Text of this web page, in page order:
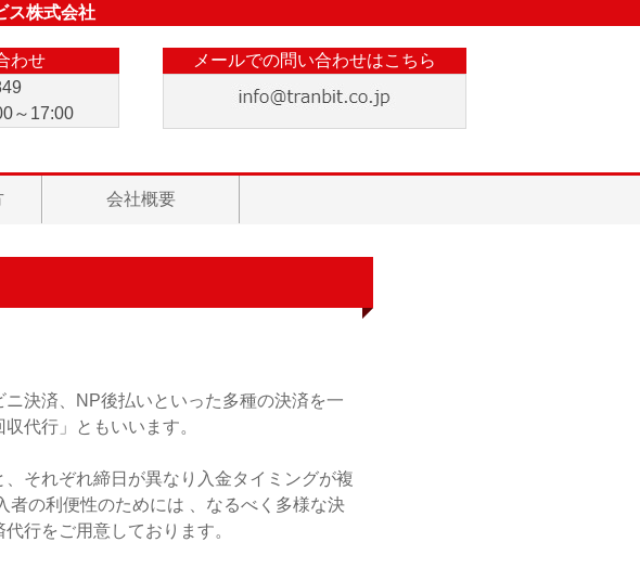
ス株式会社
わせ
～17:00
メールでの問い合わせはこちら
会社概要
決済、NP後払いといった多種の決済を一
代行」ともいいます。
それぞれ締日が異なり入金タイミングが複
の利便性のためには 、なるべく多様な決
行をご用意しております。